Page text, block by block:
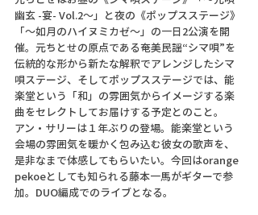
幽玄 -宴- Vol.2〜」と夜の《ポップスステージ》
「〜如月のハイヌミカゼ〜」の一日2公演を開
催。元ちとせの原点である奄美民謡“シマ唄”を
伝統的な形から新たな解釈でアレンジしたシマ
唄ステージ、そしてポップスステージでは、能
楽堂という「和」の雰囲気からイメージする楽
曲をセレクトしてお届けする予定とのこと。
アン・サリーは１年ぶりの登場。能楽堂という
会場の雰囲気を暖かく包み込む彼女の歌声を、
是非なまで体感してもらいたい。今回はorange
pekoeとしても知られる藤本一馬がギターで参
加。DUO編成でのライブとなる。